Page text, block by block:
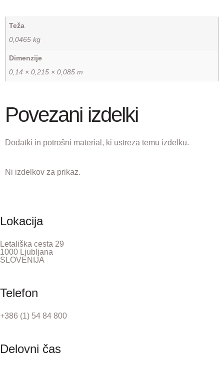
Teža
0,0465 kg
Dimenzije
0,14 × 0,215 × 0,085 m
Povezani izdelki
Dodatki in potrošni material, ki ustreza temu izdelku.
Ni izdelkov za prikaz.
Lokacija
Letališka cesta 29
1000 Ljubljana
SLOVENIJA
Telefon
+386 (1) 54 84 800
Delovni čas